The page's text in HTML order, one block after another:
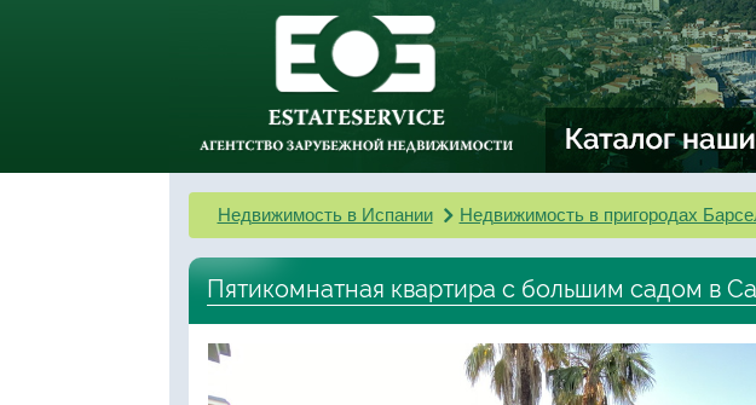
Недвижимость в Испании Недвижимость в пригородах
Пятикомнатная квартира с большим садом в